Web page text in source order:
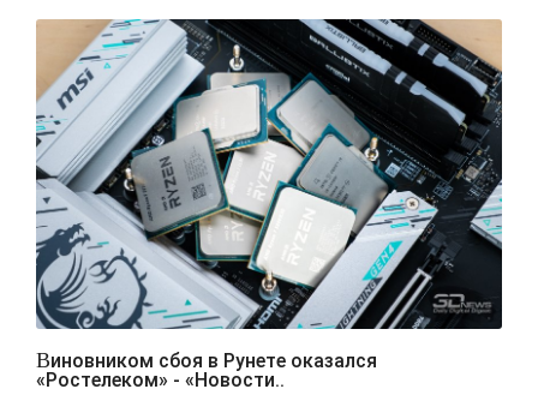
Виновником сбоя в Рунете оказался
«Ростелеком» - «Новости..